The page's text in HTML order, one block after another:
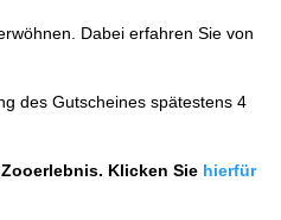
Dabei erfahren Sie von
des Gutscheines spätestens 4
Klicken Sie hierfür